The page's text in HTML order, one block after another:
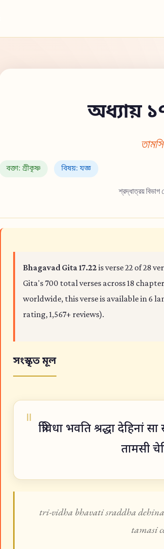
অধ্যায়
বক্তা: শ্রীকৃষ্ণ বিষয়: যজ্ঞ
শ্রদ্ধাত্রয়
Bhagavad Gita 17.22is verse 22 of 28
Gita's 700 total verses across 18
worldwide, this verse is available in 6
rating, 1,567+ reviews).
সংস্কৃত মূল
त्रिविधा भवति श्रद्धा देहिनां
तामसी
tri-vidha bhavati sraddha
tamasi